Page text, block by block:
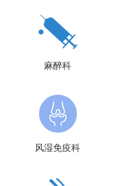
麻醉科
风湿免疫科